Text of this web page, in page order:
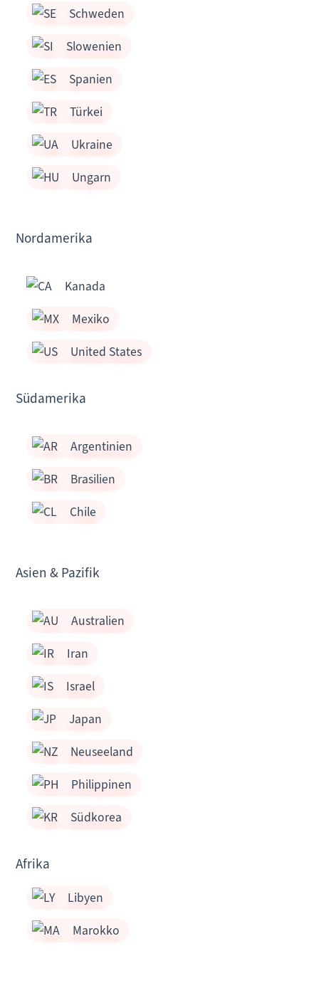
Schweden
Slowenien
Spanien
Türkei
Ukraine
Ungarn
Nordamerika
Kanada
Mexiko
United States
Südamerika
Argentinien
Brasilien
Chile
Asien & Pazifik
Australien
Iran
Israel
Japan
Neuseeland
Philippinen
Südkorea
Afrika
Libyen
Marokko